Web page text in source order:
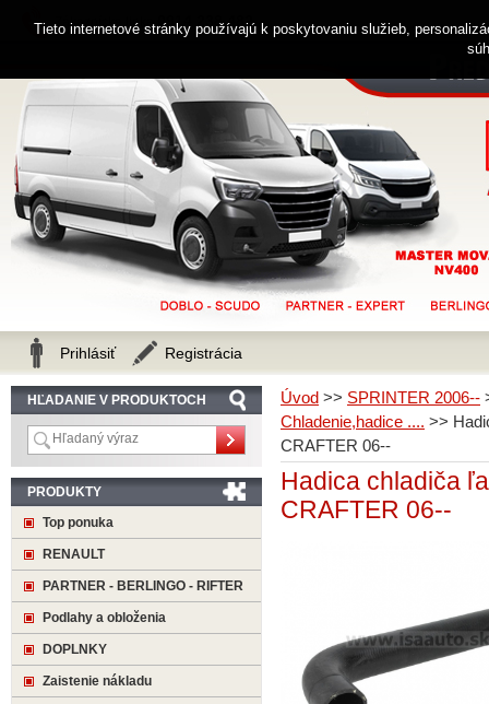
Úvod >> SPRINTER 2006--
Chladenie,hadice .... >>
CRAFTER 06--
Hadica chladiča
CRAFTER 06--
HĽADANIE V PRODUKTOCH
PRODUKTY
Top ponuka
RENAULT
PARTNER - BERLINGO - RIFTER
Podlahy a obloženia
DOPLNKY
Zaistenie nákladu
Zákaznícka linka 0914 238 482
Prihlásiť Registrácia
Tieto internetové stránky používajú k poskytovaniu služieb,